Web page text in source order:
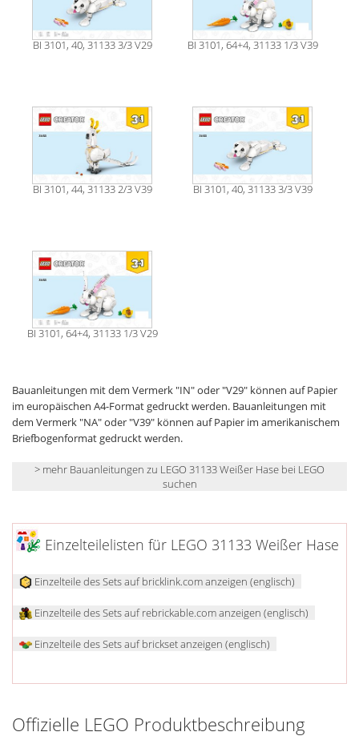
BI 3101, 40, 31133 3/3 V29 BI 3101, 64+4, 31133 1/3 V39
BI 3101, 44, 31133 2/3 V39 BI 3101, 40, 31133 3/3 V39
BI 3101, 64+4, 31133 1/3 V29
Bauanleitungen mit dem Vermerk "IN" oder "V29" können auf Papier
im europäischen A4-Format gedruckt werden. Bauanleitungen mit
dem Vermerk "NA" oder "V39" können auf Papier im amerikanischem
Briefbogenformat gedruckt werden.
> mehr Bauanleitungen zu LEGO 31133 Weißer Hase bei LEGO
suchen
Einzelteilelisten für LEGO 31133 Weißer Hase
Einzelteile des Sets auf bricklink.com anzeigen (englisch)
Einzelteile des Sets auf rebrickable.com anzeigen (englisch)
Einzelteile des Sets auf brickset anzeigen (englisch)
Offizielle LEGO Produktbeschreibung